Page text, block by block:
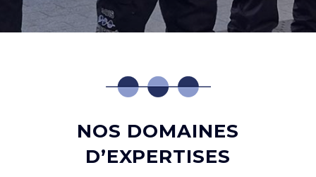
NOS DOMAINES
D’EXPERTISES